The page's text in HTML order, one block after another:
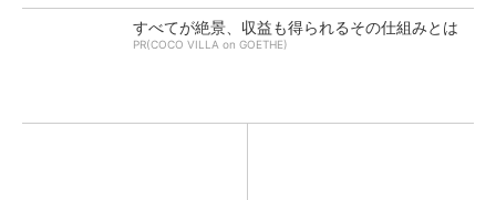
すべてが絶景、収益も得られるその仕組みとは
PR(COCO VILLA on GOETHE)